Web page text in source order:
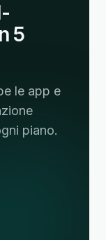
5
le app e
piano.